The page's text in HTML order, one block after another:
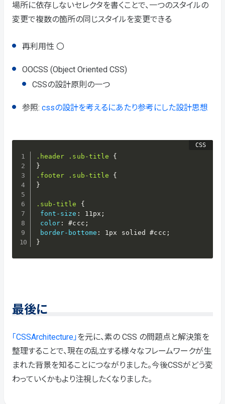
場所に依存しないセレクタを書くことで、一つのスタイルの
変更で複数の箇所の同じスタイルを変更できる
再利用性 〇
OOCSS (Object Oriented CSS)
CSSの設計原則の一つ
参照: cssの設計を考えるにあたり参考にした設計思想
.header .sub-title
{
}
.footer .sub-title
{
}
.sub-title
{
font-size : 11px ;
color : #ccc ;
border-bottome : 1px solied #ccc ;
}
最後に
「CSSArchitecture」 を元に、素の CSS の問題点と解決策を
整理することで、現在の乱立する様々なフレームワークが生
まれた背景を知ることにつながりました。今後CSSがどう変
わっていくかもより注視したくなりました。